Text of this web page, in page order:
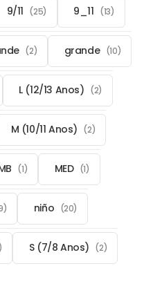
9/11 (25) 9_11 (13)
(2) grande (10)
L (12/13 Anos) (2)
M (10/11 Anos) (2)
(1) MED (1)
niño (20)
S (7/8 Anos) (2)